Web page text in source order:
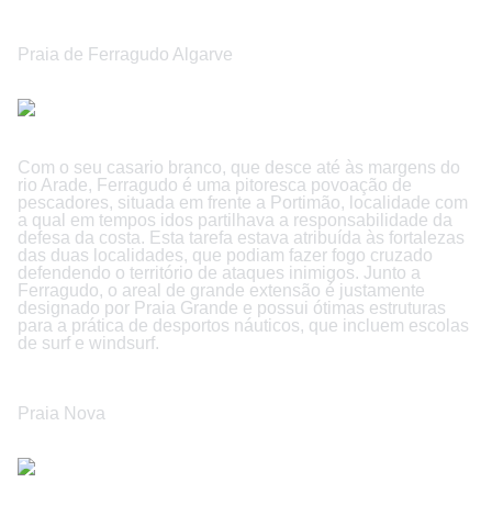
Praia de Ferragudo Algarve
Com o seu casario branco, que desce até às margens do
rio Arade, Ferragudo é uma pitoresca povoação de
pescadores, situada em frente a Portimão, localidade com
a qual em tempos idos partilhava a responsabilidade da
defesa da costa. Esta tarefa estava atribuída às fortalezas
das duas localidades, que podiam fazer fogo cruzado
defendendo o território de ataques inimigos. Junto a
Ferragudo, o areal de grande extensão é justamente
designado por Praia Grande e possui ótimas estruturas
para a prática de desportos náuticos, que incluem escolas
de surf e windsurf.
Praia Nova